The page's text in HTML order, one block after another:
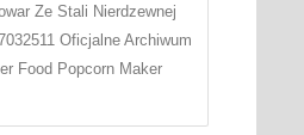
Ze Stali Nierdzewnej
Oficjalne Archiwum
Food Popcorn Maker